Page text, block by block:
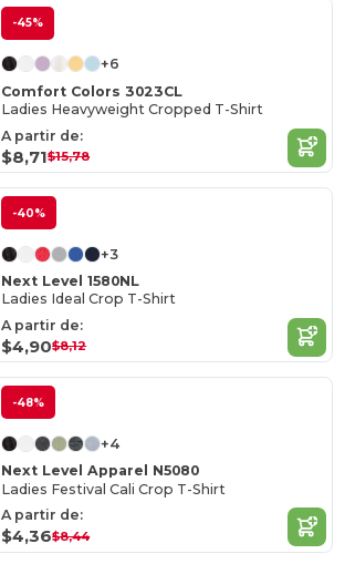
-45%
+6
Comfort Colors 3023CL
Ladies Heavyweight Cropped T-Shirt
A partir de:
$8,71$15,78
-40%
+3
Next Level 1580NL
Ladies Ideal Crop T-Shirt
A partir de:
$4,90$8,12
-48%
+4
Next Level Apparel N5080
Ladies Festival Cali Crop T-Shirt
A partir de:
$4,36$8,44